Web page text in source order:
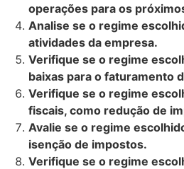
operações para os
Analise se o regime
atividades da empresa.
Verifique se o regime
baixas para o faturamento
Verifique se o regime
fiscais, como redução de
Avalie se o regime
isenção de impostos.
Verifique se o regime